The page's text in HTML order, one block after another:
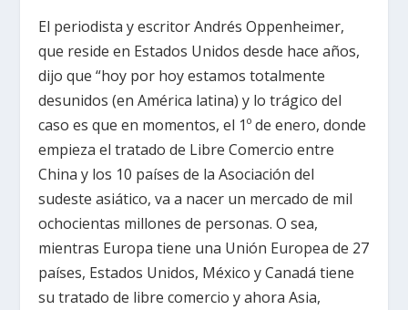
El periodista y escritor Andrés Oppenheimer,
que reside en Estados Unidos desde hace años,
dijo que “hoy por hoy estamos totalmente
desunidos (en América latina) y lo trágico del
caso es que en momentos, el 1º de enero, donde
empieza el tratado de Libre Comercio entre
China y los 10 países de la Asociación del
sudeste asiático, va a nacer un mercado de mil
ochocientas millones de personas. O sea,
mientras Europa tiene una Unión Europea de 27
países, Estados Unidos, México y Canadá tiene
su tratado de libre comercio y ahora Asia,